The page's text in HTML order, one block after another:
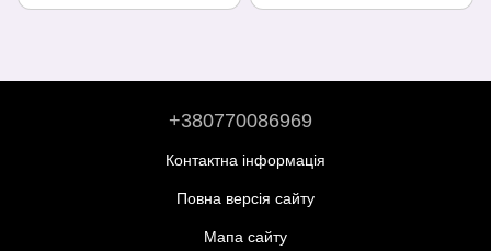
+380770086969
Контактна інформація
Повна версія сайту
Мапа сайту